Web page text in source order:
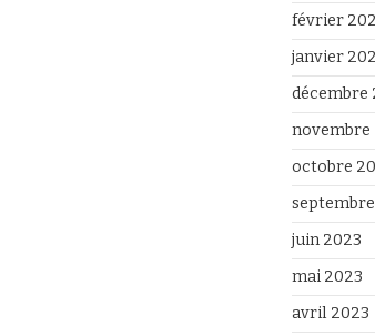
février
janvier
décembre
novembre
octobre
juin 2023
mai 2023
avril 2023